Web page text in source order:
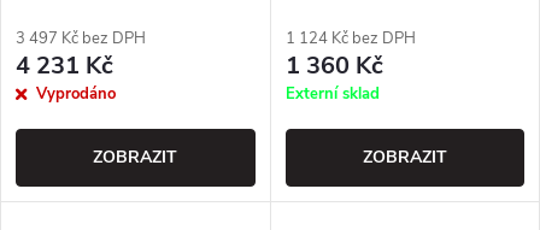
3 497 Kč bez DPH
4 231 Kč
Vyprodáno
ZOBRAZIT
1 124 Kč bez DPH
1 360 Kč
Externí sklad
ZOBRAZIT